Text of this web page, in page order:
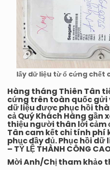
lấy dữ liệu từ ổ cứng chết
Hàng tháng Thiên Tân
cứng trên toàn quốc gửi
dữ liệu được phục hồi
cả Quý Khách Hàng
thiệu người thân lời cảm
Tân cam kết chỉ tính phí
phục đầy đủ. Phục hồi dữ
– TỶ LỆ THÀNH CÔNG
Mời Anh/Chị tham khảo